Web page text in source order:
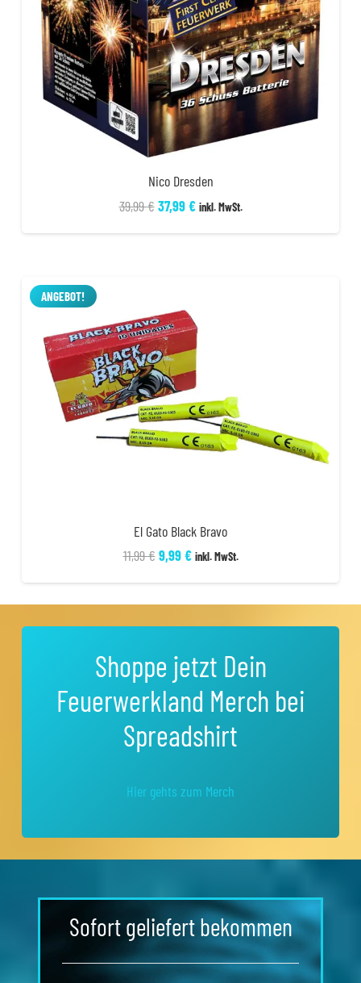
Nico Dresden
39,99€ Ursprünglicher
37,99€Aktueller
inkl. MwSt.
ANGEBOT!
El Gato Black Bravo
11,99€ Ursprünglicher
11,99 €
9,99€Aktueller
9,99 €.
inkl. MwSt.
Shoppe jetzt Dein
Feuerwerkland Merch bei
Spreadshirt
Hier gehts zum Merch
Sofort geliefert bekommen